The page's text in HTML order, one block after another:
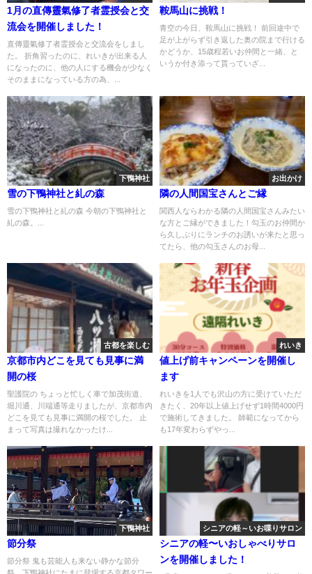
1月の直傳靈氣修了者霊授会と交
流会を開催しました！
直傳靈氣修了者霊授会と交流会をしまし
た。 折角習ったのに、れいきが出来る人
になったのに、他の人にする機会が少なく
そのままになっている方の為、...
鞍馬山に挑戦！
青空の今日、鞍馬山に挑戦！ 前回途中で
足が上がらず引き返した奥の院まで行ける
かどうか、15歳程若いお仲間と一緒、と
いうか付き添って貰っていざ...
下鴨神社
雪の下鴨神社と糺の森
雪の下鴨神社と糺の森 今朝の下鴨神社と
糺の森。...
お出かけ
隣の人間国宝さんとご縁
関西人ならわかる隣の人間国宝さんみたい
な方とご縁ができました！勾玉のお仲間か
ら久しぶりにランチのお誘いが来たと思っ
てたら、他の勾玉さんのお母...
古都を楽しむ
京都市内どこを見ても見事に満
開の桜
聖護院の ちょっと忙しく車で加茂街道、
堀川通、川端通等走りましたが、京都市内
どこを見ても見事に満開の桜でした。 止
まって写真は撮れなかったけ...
れいき
値上げ前キャンペーンを開催し
ます
れいきを1人でも沢山の方に受けていただ
きたく、20年以上値上げせず1時間4000円
で施術してきました。 師範になってから
も17年変わらずやっ...
下鴨神社
節分祭
節分祭 鬼も芸能人も来ない静かな節分
シニアの軽～いお喋りサロン
シニアの軽〜いおしゃべりサロ
ンを開催しました！